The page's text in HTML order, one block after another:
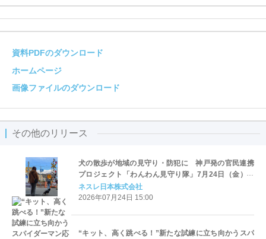
資料PDFのダウンロード
ホームページ
画像ファイルのダウンロード
その他のリリース
犬の散歩が地域の見守り・防犯に 神戸発の官民連携
プロジェクト「わんわん見守り隊」7月24日（金）よ
り、活動エリアを兵庫県全域に拡大
ネスレ日本株式会社
2026年07月24日 15:00
“キット、高く跳べる！”新たな試練に立ち向かうスパ